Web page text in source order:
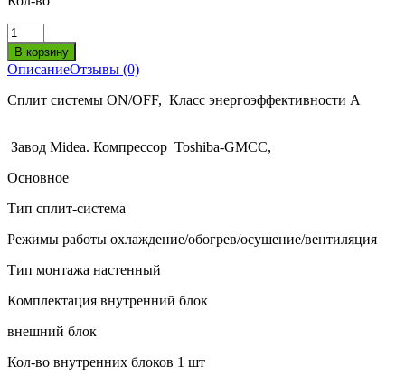
ОписаниеОтзывы (0)
Сплит системы ON/OFF, Класс энергоэффективности А
Завод Midea. Компрессор Toshiba-GMCC,
Основное
Тип сплит-система
Режимы работы охлаждение/обогрев/осушение/вентиляция
Тип монтажа настенный
Комплектация внутренний блок
внешний блок
Кол-во внутренних блоков 1 шт